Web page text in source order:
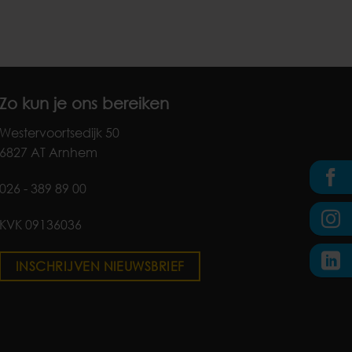
Zo kun je ons bereiken
Westervoortsedijk 50
6827 AT Arnhem
026 - 389 89 00
KVK 09136036
INSCHRIJVEN NIEUWSBRIEF